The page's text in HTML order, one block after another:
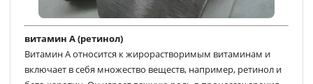
витамин А (ретинол)
Витамин A относится к жирорастворимым витаминам и
включает в себя множество веществ, например, ретинол и